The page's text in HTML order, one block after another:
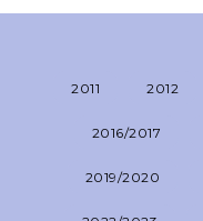
2011 2012
2016/2017
2019/2020